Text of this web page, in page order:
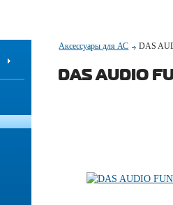
Аксессуары для АС DAS
DAS AUDIO